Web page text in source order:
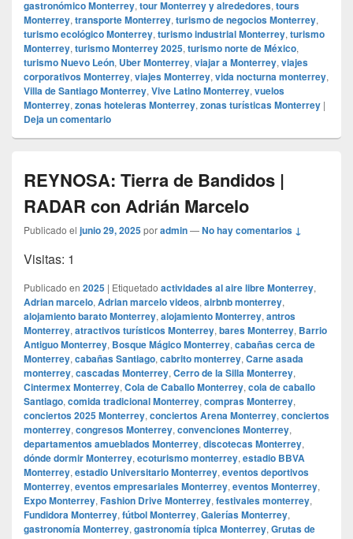
gastronómico Monterrey, tour Monterrey y alrededores, tours
Monterrey, transporte Monterrey, turismo de negocios Monterrey,
turismo ecológico Monterrey, turismo industrial Monterrey, turismo
Monterrey, turismo Monterrey 2025, turismo norte de México,
turismo Nuevo León, Uber Monterrey, viajar a Monterrey, viajes
corporativos Monterrey, viajes Monterrey, vida nocturna monterrey,
Villa de Santiago Monterrey, Vive Latino Monterrey, vuelos
Monterrey, zonas hoteleras Monterrey, zonas turísticas Monterrey |
Deja un comentario
REYNOSA: Tierra de Bandidos |
RADAR con Adrián Marcelo
Publicado el junio 29, 2025poradmin—No hay comentarios ↓
Visitas: 1
Publicado en 2025 | Etiquetado actividades al aire libre Monterrey,
Adrian marcelo, Adrian marcelo videos, airbnb monterrey,
alojamiento barato Monterrey, alojamiento Monterrey, antros
Monterrey, atractivos turísticos Monterrey, bares Monterrey, Barrio
Antiguo Monterrey, Bosque Mágico Monterrey, cabañas cerca de
Monterrey, cabañas Santiago, cabrito monterrey, Carne asada
monterrey, cascadas Monterrey, Cerro de la Silla Monterrey,
Cintermex Monterrey, Cola de Caballo Monterrey, cola de caballo
Santiago, comida tradicional Monterrey, compras Monterrey,
conciertos 2025 Monterrey, conciertos Arena Monterrey, conciertos
monterrey, congresos Monterrey, convenciones Monterrey,
departamentos amueblados Monterrey, discotecas Monterrey,
dónde dormir Monterrey, ecoturismo monterrey, estadio BBVA
Monterrey, estadio Universitario Monterrey, eventos deportivos
Monterrey, eventos empresariales Monterrey, eventos Monterrey,
Expo Monterrey, Fashion Drive Monterrey, festivales monterrey,
Fundidora Monterrey, fútbol Monterrey, Galerías Monterrey,
gastronomía Monterrey, gastronomía típica Monterrey, Grutas de